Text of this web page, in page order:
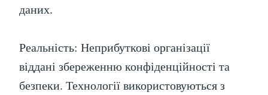
даних.
Реальність: Неприбуткові організації
віддані збереженню конфіденційності та
безпеки. Технології використовуються з